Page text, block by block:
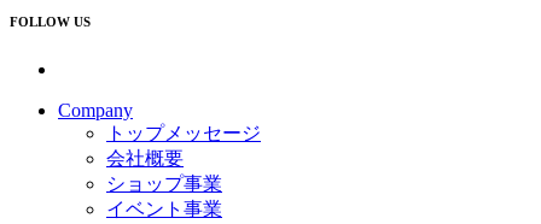
FOLLOW US
Company
トップメッセージ
会社概要
ショップ事業
イベント事業